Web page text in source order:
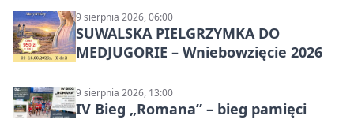
9 sierpnia 2026, 06:00
SUWALSKA PIELGRZYMKA DO
MEDJUGORIE – Wniebowzięcie 2026
9 sierpnia 2026, 13:00
IV Bieg „Romana” – bieg pamięci